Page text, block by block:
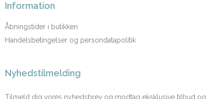
Information
Åbningstider i butikken
Handelsbetingelser og persondatapolitik
Nyhedstilmelding
Tilmeld dig vores nyhedsbrev og modtag eksklusive tilbud og